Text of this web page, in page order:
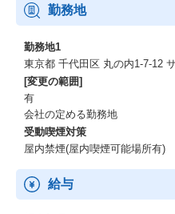
勤務地
勤務地1
東京都 千代田区 丸の内1-7-12
[変更の範囲]
有
会社の定める勤務地
受動喫煙対策
屋内禁煙(屋内喫煙可能場所有)
給与